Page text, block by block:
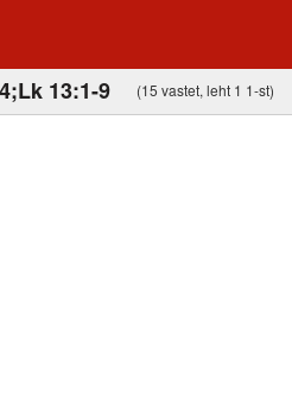
13:1-9 (15 vastet, leht 1 1-st)